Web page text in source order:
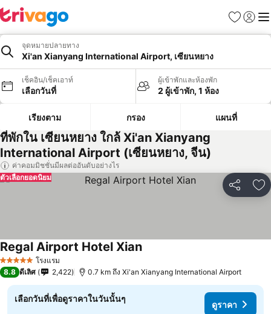
รายการโป
เข้าสู่ร
เมนู
จุดหมายปลายทาง
Xi'an Xianyang International Airport, เซียนหยาง
เช็คอิน/เช็คเอาท์
เลือกวันที่
ผู้เข้าพักและห้องพัก
2 ผู้เข้าพัก, 1 ห้อง
เรียงตาม กรอง แผนที่
ที่พักใน เซียนหยาง ใกล้ Xi'an Xianyang
International Airport (เซียนหยาง, จีน)
ค่าคอมมิชชั่นมีผลต่ออันดับอย่างไร
แชร์ เ
ตัวเลือกยอดนิยม
5 ดาว โรงแรม
Regal Airport Hotel Xianดูราคา
8.8 ดีเลิศ 2,422 0.7 km ถึง Xi'an Xianyang International Airport
เลือกวันที่เพื่อดูราคาในวันนั้นๆ
ดูราคา